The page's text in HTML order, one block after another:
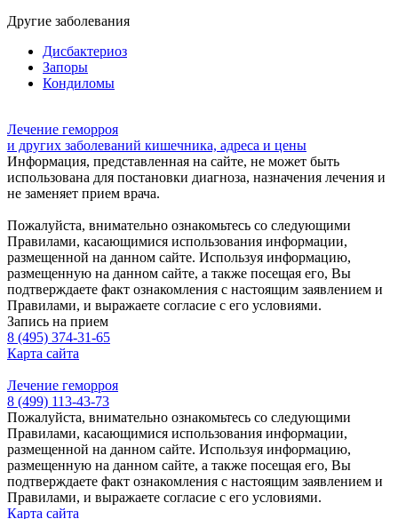
Другие заболевания
Дисбактериоз
Запоры
Кондиломы
Лечение геморроя
и других заболеваний кишечника, адреса и цены
Информация, представленная на сайте, не может быть
использована для постановки диагноза, назначения лечения и
не заменяет прием врача.
Пожалуйста, внимательно ознакомьтесь со следующими
Правилами, касающимися использования информации,
размещенной на данном сайте. Используя информацию,
размещенную на данном сайте, а также посещая его, Вы
подтверждаете факт ознакомления с настоящим заявлением и
Правилами, и выражаете согласие с его условиями.
Запись на прием
8 (495) 374-31-65
Карта сайта
Лечение геморроя
8 (499) 113-43-73
Пожалуйста, внимательно ознакомьтесь со следующими
Правилами, касающимися использования информации,
размещенной на данном сайте. Используя информацию,
размещенную на данном сайте, а также посещая его, Вы
подтверждаете факт ознакомления с настоящим заявлением и
Правилами, и выражаете согласие с его условиями.
Карта сайта